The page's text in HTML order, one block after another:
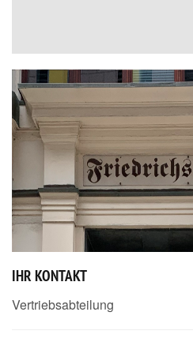
IHR KONTAKT
Vertriebsabteilung